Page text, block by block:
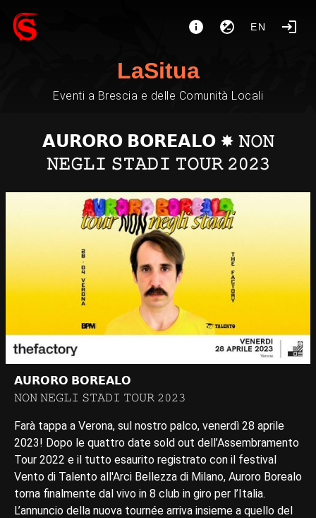
EN
LaSitua
Eventi a Brescia e delle Comunità Locali
𝗔𝗨𝗥𝗢𝗥𝗢 𝗕𝗢𝗥𝗘𝗔𝗟𝗢 ✸ 𝙽𝙾𝙽
𝙽𝙴𝙶𝙻𝙸 𝚂𝚃𝙰𝙳𝙸 𝚃𝙾𝚄𝚁 𝟸𝟶𝟸𝟹
𝗔𝗨𝗥𝗢𝗥𝗢 𝗕𝗢𝗥𝗘𝗔𝗟𝗢
𝙽𝙾𝙽 𝙽𝙴𝙶𝙻𝙸 𝚂𝚃𝙰𝙳𝙸 𝚃𝙾𝚄𝚁 𝟸𝟶𝟸𝟹
Farà tappa a Verona, sul nostro palco, venerdì 28 aprile
2023! Dopo le quattro date sold out dell’Assembramento
Tour 2022 e il tutto esaurito registrato con il festival
Vento di Talento all'Arci Bellezza di Milano, Auroro Borealo
torna finalmente dal vivo in 8 club in giro per l’Italia.
L’annuncio della nuova tournée arriva insieme a quello del